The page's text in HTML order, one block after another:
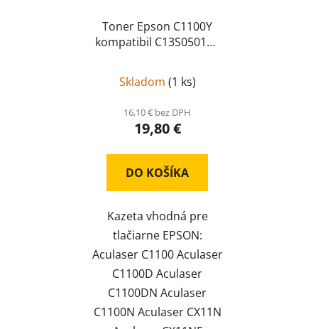
Toner Epson C1100Y
kompatibil C13S050191
Skladom (1 ks)
16,10 € bez DPH
19,80 €
DO KOŠÍKA
Kazeta vhodná pre
tlačiarne EPSON:
Aculaser C1100 Aculaser
C1100D Aculaser
C1100DN Aculaser
C1100N Aculaser CX11N